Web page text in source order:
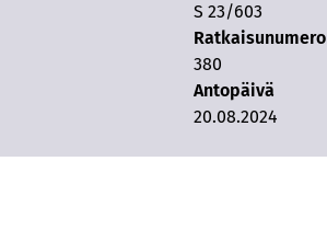
S 23/603
Ratkaisunumero
380
Antopäivä
20.08.2024